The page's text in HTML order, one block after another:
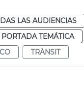
LAS AUDIENCIAS
PORTADA TEMÁTICA
TRÀNSIT